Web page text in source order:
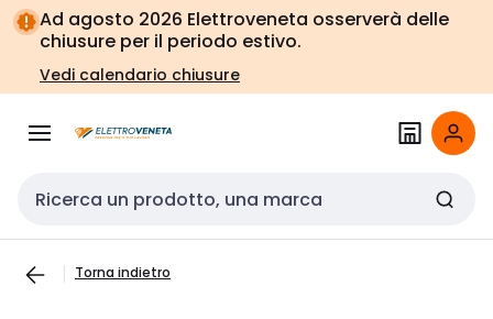
Vai alla
navigazione
Vai
alla
pagina
Ad agosto 2026 Elettroveneta osserverà delle
chiusure per il periodo estivo.
Vedi calendario chiusure
Cerca input
Torna indietro